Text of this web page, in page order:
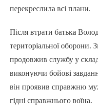
перекреслила всі плани.
Після втрати батька
територіальної оборони.
продовжив службу у
виконуючи бойові
він проявив справжню
гідні справжнього воїна.